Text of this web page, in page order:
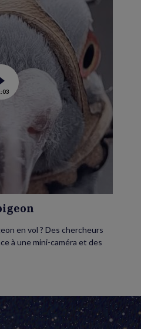
Voir
la
vidéo
en vol ? Des chercheurs
à une mini-caméra et des